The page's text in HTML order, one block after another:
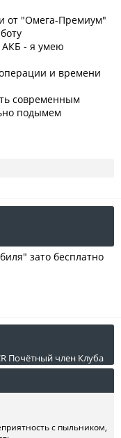
от "Омега-Премиум"
АКБ - я умею
и времени
современным
подымем
зато бесплатно
Почётный член Клуба
с пыльником,